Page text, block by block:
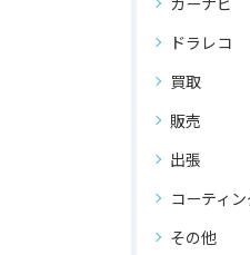
ドラレコ
買取
販売
出張
コーティ
その他